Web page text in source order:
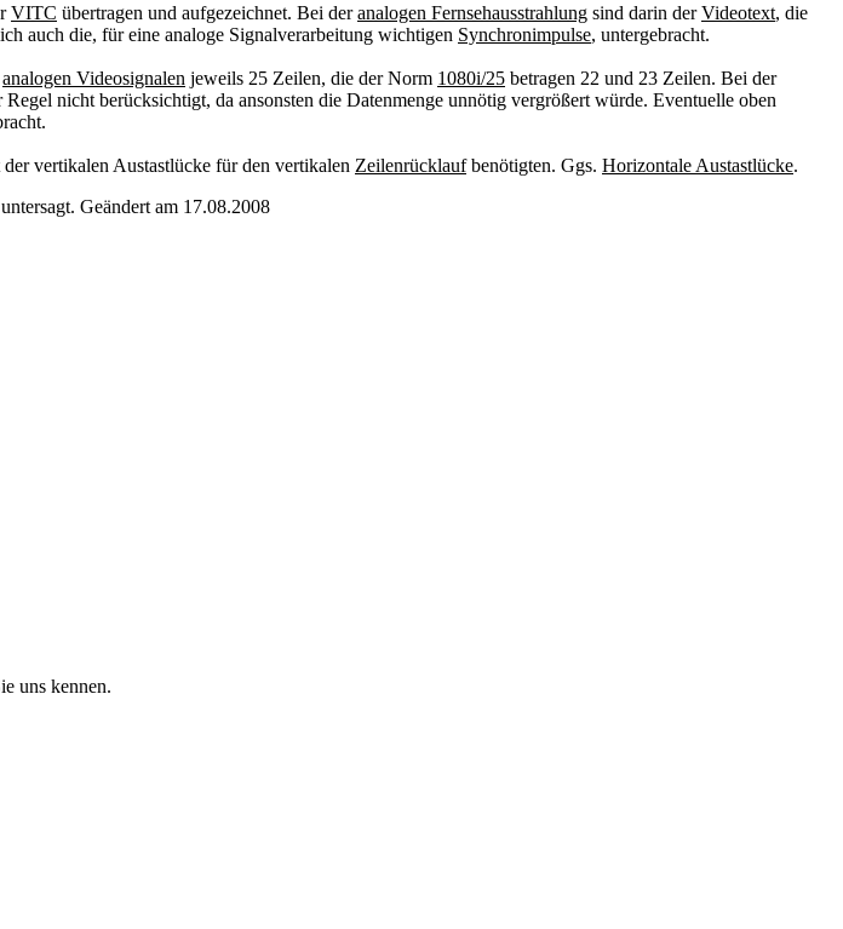
VITC übertragen und aufgezeichnet. Bei deranalogen Fernsehausstrahlung sind darin derVideotext, die
auch die, für eine analoge Signalverarbeitung wichtigen Synchronimpulse, untergebracht.
analogen Videosignalen jeweils 25 Zeilen, die der Norm 1080i/25 betragen 22 und 23 Zeilen. Bei der
nicht berücksichtigt, da ansonsten die Datenmenge unnötig vergrößert würde. Eventuelle oben
vertikalen Austastlücke für den vertikalen Zeilenrücklaufbenötigten. Ggs. Horizontale Austastlücke.
Geändert am 17.08.2008
uns kennen.